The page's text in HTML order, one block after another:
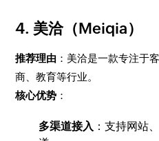
4. 美洽（Meiqia）
推荐理由 ：美洽是一款专注于
商、教育等行业。
核心优势 ：
多渠道接入 ：支持网站